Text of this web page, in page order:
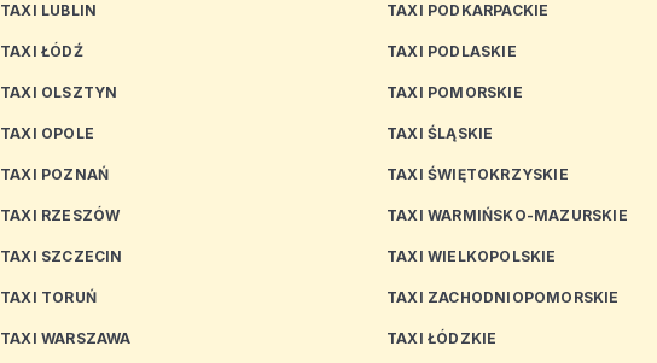
TAXI LUBLIN
TAXI ŁÓDŹ
TAXI OLSZTYN
TAXI OPOLE
TAXI POZNAŃ
TAXI RZESZÓW
TAXI SZCZECIN
TAXI TORUŃ
TAXI WARSZAWA
TAXI PODKARPACKIE
TAXI PODLASKIE
TAXI POMORSKIE
TAXI ŚLĄSKIE
TAXI ŚWIĘTOKRZYSKIE
TAXI WARMIŃSKO-MAZURSKIE
TAXI WIELKOPOLSKIE
TAXI ZACHODNIOPOMORSKIE
TAXI ŁÓDZKIE